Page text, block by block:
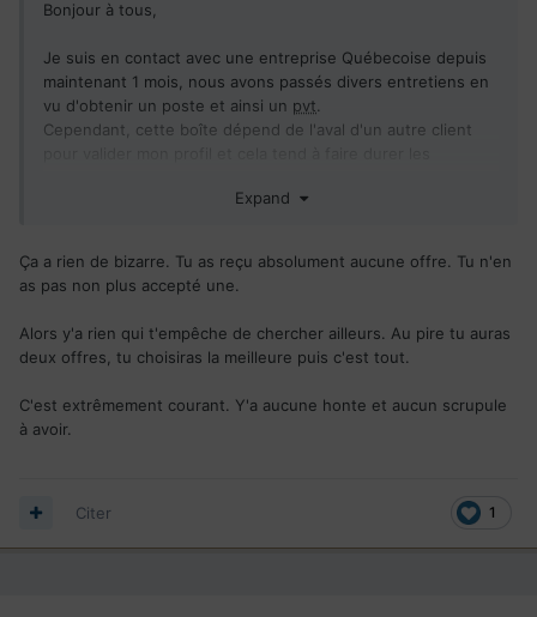
Bonjour à tous,
Je suis en contact avec une entreprise Québecoise depuis
maintenant 1 mois, nous avons passés divers entretiens en
vu d'obtenir un poste et ainsi un pvt
Cependant, cette boîte dépend de l'aval d'un autre client
mes premiers entretien, on m'a demandé si j'avais été en
contact avec d'autres entreprises et ils m'ont bien précisés
d'obtention de permis seraient très compliquées...
Marius
Expand
Ça a rien de bizarre. Tu as reçu absolument aucune offre. Tu n'en
as pas non plus accepté une.
Alors y'a rien qui t'empêche de chercher ailleurs. Au pire tu auras
deux offres, tu choisiras la meilleure puis c'est tout.
C'est extrêmement courant. Y'a aucune honte et aucun scrupule
à avoir.
1
Citer